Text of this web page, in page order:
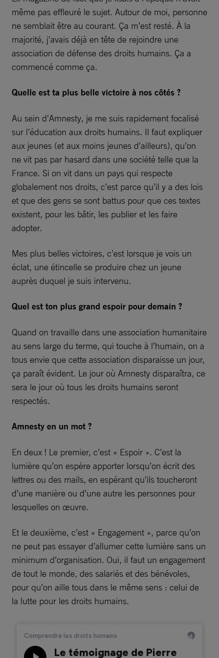
même pas effleuré le sujet. Autour de moi, personne
ne semblait être au courant. Ça m’est resté. À la
majorité, j’avais déjà en tête de rejoindre une
association de défense des droits humains. Ça a
commencé comme ça.
Quelle est ta plus belle victoire à nos côtés ?
Au sein d’Amnesty, je me suis rapidement focalisé
sur l’éducation aux droits humains. Il faut expliquer
aux jeunes (et aux moins jeunes d’ailleurs), qu’on
ne vit pas par hasard dans une société telle que la
France. Si on vit dans un pays qui respecte
globalement nos droits, c’est parce qu’il y a des lois
et que des gens se sont battus pour que ces textes
existent, pour les bâtir, les publier et les faire
adopter.
Mes plus belles victoires, c’est lorsque je vois un
éclat, une étincelle se produire chez un jeune
auprès duquel je suis intervenu.
Quel est ton plus grand espoir pour demain ?
Quand on travaille dans une association humanitaire
au sens large du terme, qui touche à l’humain, on a
tous envie que cette association disparaisse un jour,
ça paraît évident. Le jour où Amnesty disparaîtra, ce
sera le jour où tous les droits humains seront
respectés.
Amnesty en un mot ?
En deux ! Le premier, c’est « Espoir ». C’est la
lumière qu’on espère apporter lorsqu’on écrit des
lettres ou des mails, en espérant qu’ils toucheront
d’une manière ou d’une autre les personnes pour
lesquelles on œuvre.
Et le deuxième, c’est « Engagement », parce qu’on
ne peut pas essayer d’allumer cette lumière sans un
minimum d’organisation. Oui, il faut un engagement
de tout le monde, des salariés et des bénévoles,
pour qu’on aille tous dans le même sens : celui de
la lutte pour les droits humains.